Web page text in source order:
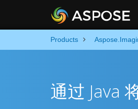
Products
通过 Java